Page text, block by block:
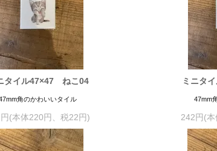
タイル47×47 ねこ04
角のかわいいタイル
(本体220円、税22円)
ミニタ
47mm
242円(